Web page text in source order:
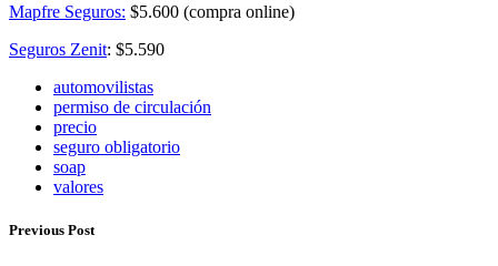
Mapfre Seguros: $5.600 (compra online)
Seguros Zenit: $5.590
automovilistas
permiso de circulación
precio
seguro obligatorio
soap
valores
Previous Post